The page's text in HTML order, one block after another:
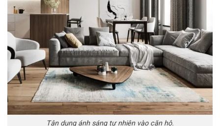
Tận dụng ánh sáng tự nhiên vào căn hộ.